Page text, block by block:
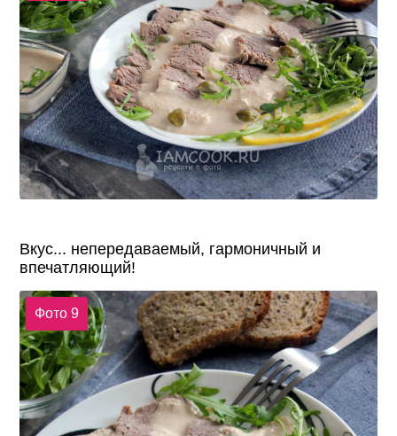
Вкус... непередаваемый, гармоничный и
впечатляющий!
Фото 9